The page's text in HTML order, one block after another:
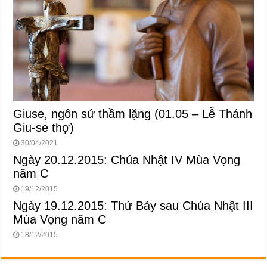
Giuse, ngôn sứ thầm lặng (01.05 – Lễ Thánh
Giu-se thợ)
30/04/2021
Ngày 20.12.2015: Chúa Nhật IV Mùa Vọng
năm C
19/12/2015
Ngày 19.12.2015: Thứ Bảy sau Chúa Nhật III
Mùa Vọng năm C
18/12/2015